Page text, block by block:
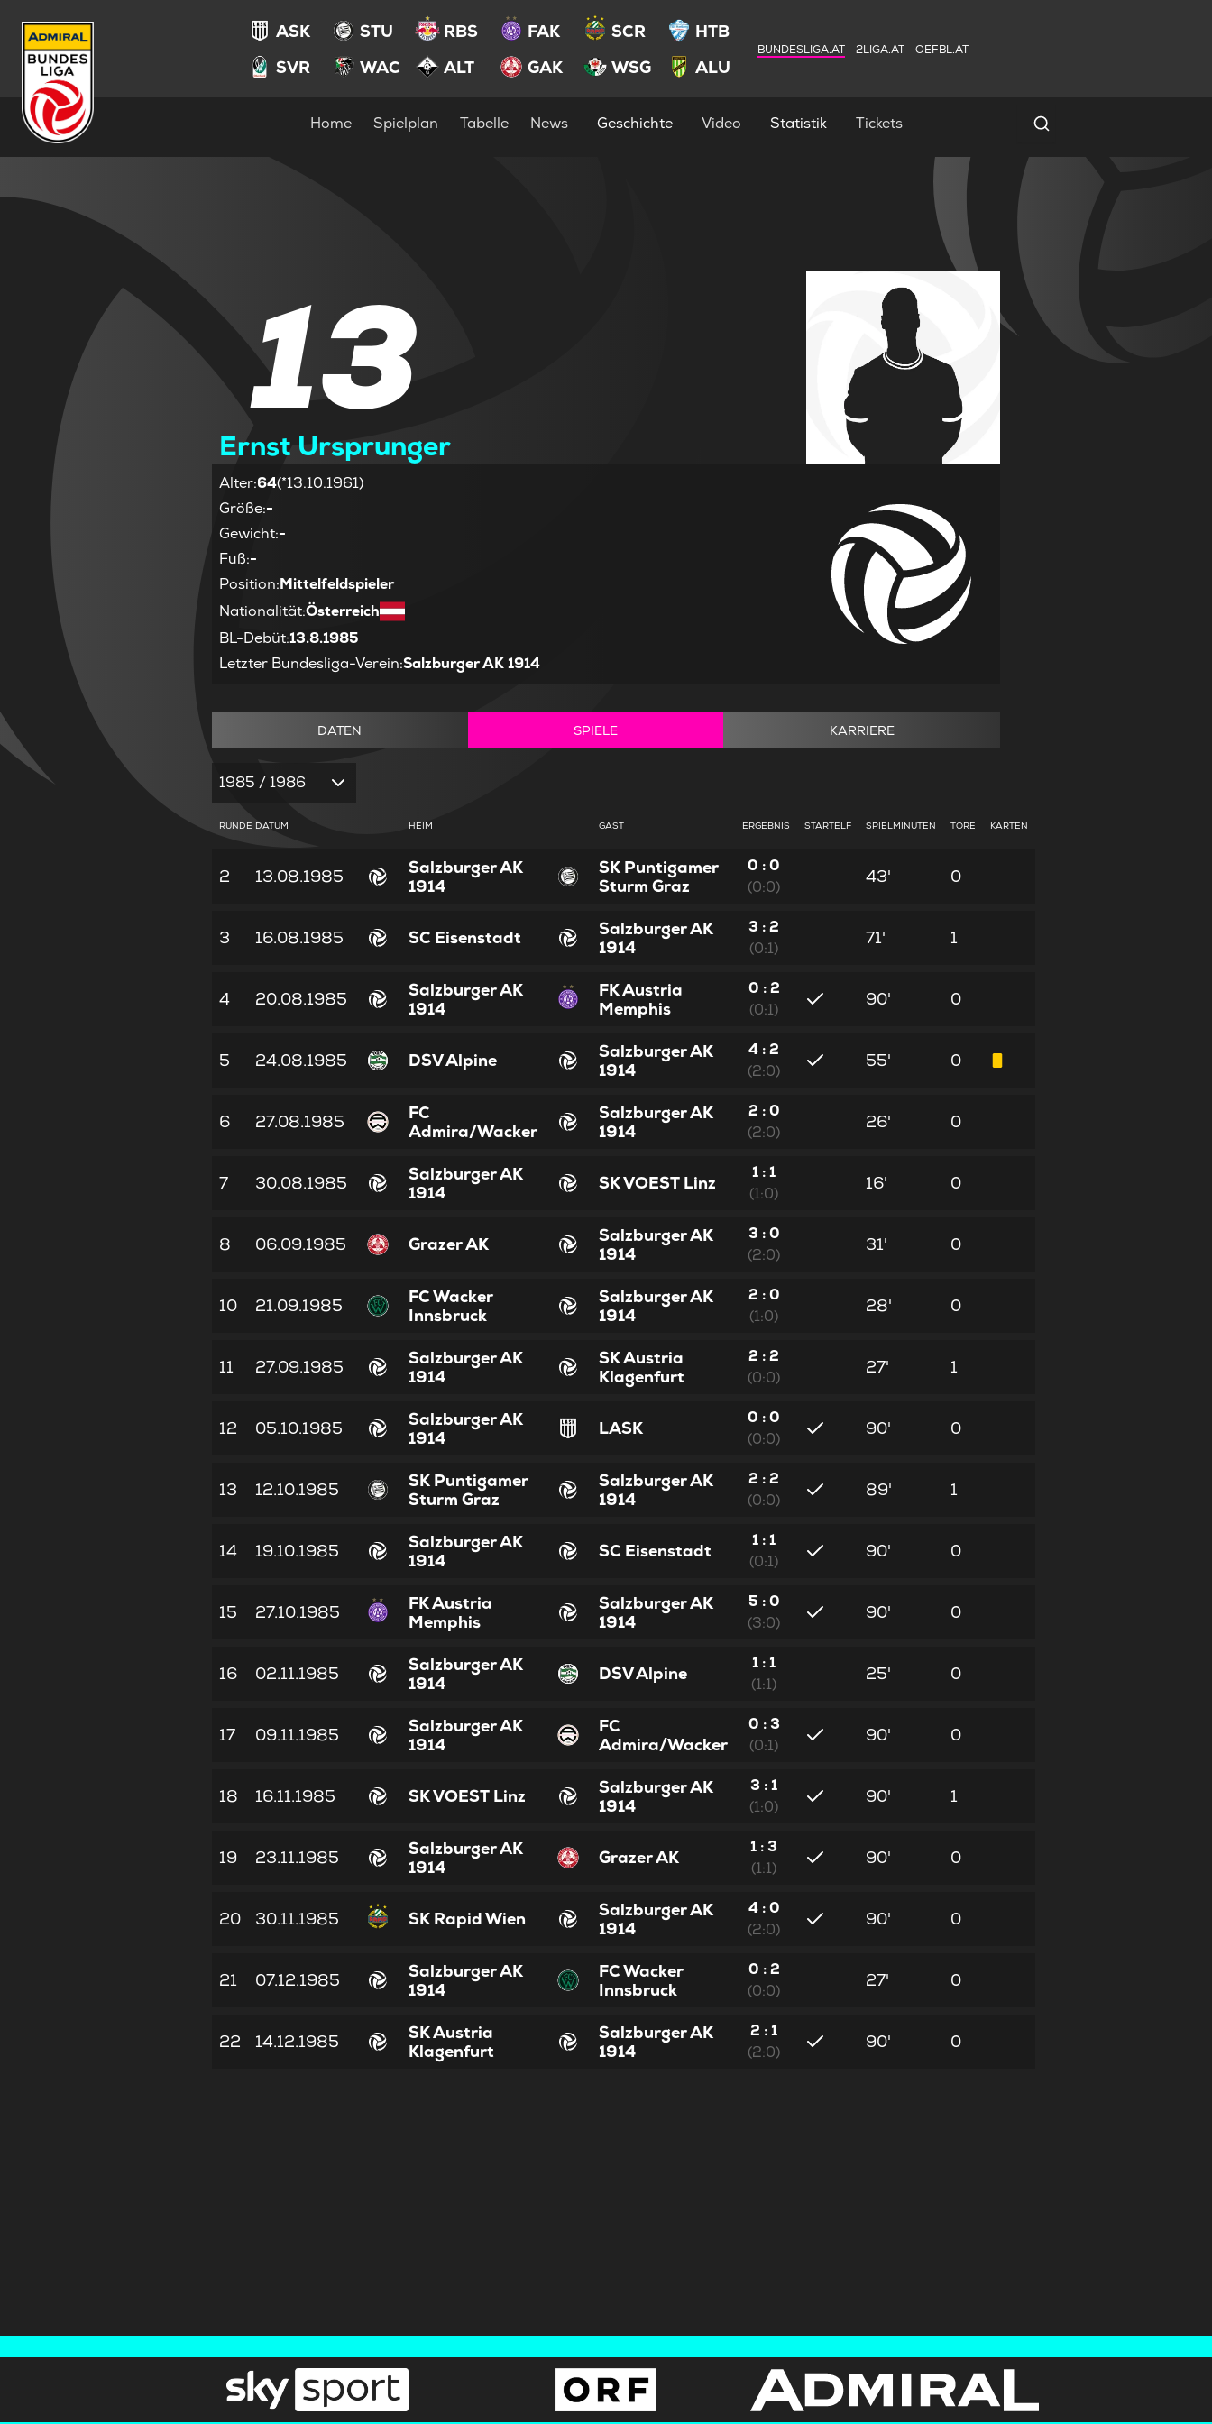
ASK STU RBS FAK SCR
HTB
SVR
WAC ALT GAK WSG ALU
BUNDESLIGA.AT 2LIGA.AT OEFBL.AT
Home Spielplan Tabelle News Geschichte Video Statistik Tickets Spielersuche
13
Ernst Ursprunger
Alter:64(*13.10.1961)
Größe:-
Gewicht:-
Fuß:-
Position:Mittelfeldspieler
Nationalität:Österreich
BL-Debüt:13.8.1985
Letzter Bundesliga-Verein:Salzburger AK 1914
DATEN SPIELE KARRIERE
1985 / 1986
RUNDE DATUM HEIM GAST ERGEBNIS STARTELF SPIELMINUTEN TORE KARTEN
2 13.08.1985
Salzburger AK
1914
SK Puntigamer
Sturm Graz
0 : 0
(0:0)
43' 0
3 16.08.1985 SC Eisenstadt
Salzburger AK
1914
3 : 2
(0:1)
71' 1
4 20.08.1985
Salzburger AK
1914
FK Austria
Memphis
0 : 2
(0:1)
90' 0
5 24.08.1985 DSV Alpine
Salzburger AK
1914
4 : 2
(2:0)
55' 0
6 27.08.1985
FC
Admira/Wacker
Salzburger AK
1914
2 : 0
(2:0)
26' 0
7 30.08.1985
Salzburger AK
1914
SK VOEST Linz
1 : 1
(1:0)
16' 0
8 06.09.1985 Grazer AK
Salzburger AK
1914
3 : 0
(2:0)
31' 0
10 21.09.1985
FC Wacker
Innsbruck
Salzburger AK
1914
2 : 0
(1:0)
28' 0
11 27.09.1985
Salzburger AK
1914
SK Austria
Klagenfurt
2 : 2
(0:0)
27' 1
12 05.10.1985
Salzburger AK
1914
LASK
0 : 0
(0:0)
90' 0
13 12.10.1985
SK Puntigamer
Sturm Graz
Salzburger AK
1914
2 : 2
(0:0)
89' 1
14 19.10.1985
Salzburger AK
1914
SC Eisenstadt
1 : 1
(0:1)
90' 0
15 27.10.1985
FK Austria
Memphis
Salzburger AK
1914
5 : 0
(3:0)
90' 0
16 02.11.1985
Salzburger AK
1914
DSV Alpine
1 : 1
(1:1)
25' 0
17 09.11.1985
Salzburger AK
1914
FC
Admira/Wacker
0 : 3
(0:1)
90' 0
18 16.11.1985 SK VOEST Linz
Salzburger AK
1914
3 : 1
(1:0)
90' 1
19 23.11.1985
Salzburger AK
1914
Grazer AK
1 : 3
(1:1)
90' 0
20 30.11.1985 SK Rapid Wien
Salzburger AK
1914
4 : 0
(2:0)
90' 0
21 07.12.1985
Salzburger AK
1914
FC Wacker
Innsbruck
0 : 2
(0:0)
27' 0
22 14.12.1985
SK Austria
Klagenfurt
Salzburger AK
1914
2 : 1
(2:0)
90' 0